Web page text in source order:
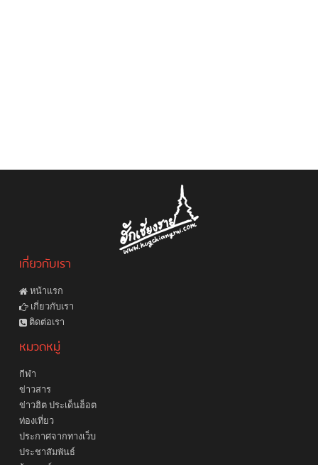
เกี่ยวกับเรา
หน้าแรก
เกี่ยวกับเรา
ติดต่อเรา
หมวดหมู่
กีฬา
ข่าวสาร
ข่าวฮิต ประเด็นฮ็อต
ท่องเที่ยว
ประกาศจากทางเว็บ
ประชาสัมพันธ์